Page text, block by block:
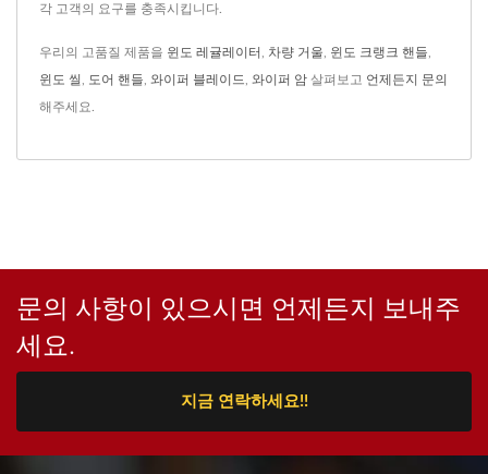
각 고객의 요구를 충족시킵니다.
우리의 고품질 제품을 윈도 레귤레이터 차량 거울 윈도 크랭크 핸들
윈도 씰 도어 핸들 와이퍼 블레이드 와이퍼 암 살펴보고 언제든지 문의
해주세요.
문의 사항이 있으시면 언제든지 보내주
세요.
지금 연락하세요!!